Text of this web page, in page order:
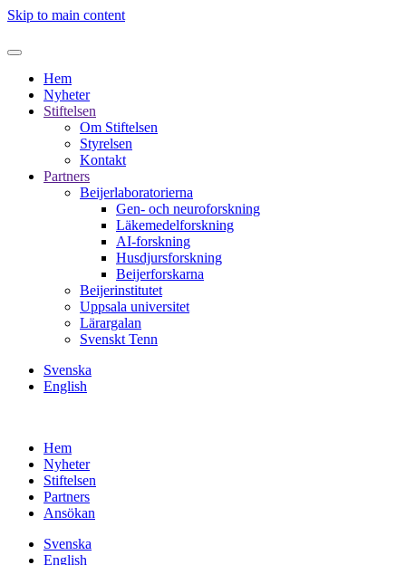
Skip to main content
Hem
Nyheter
Stiftelsen
Om Stiftelsen
Styrelsen
Kontakt
Partners
Beijerlaboratorierna
Gen- och neuroforskning
Läkemedelforskning
AI-forskning
Husdjursforskning
Beijerforskarna
Beijerinstitutet
Uppsala universitet
Lärargalan
Svenskt Tenn
Svenska
English
Hem
Nyheter
Stiftelsen
Partners
Ansökan
Svenska
English